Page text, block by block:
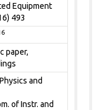
Equipment
493
paper,
and
of Instr. and